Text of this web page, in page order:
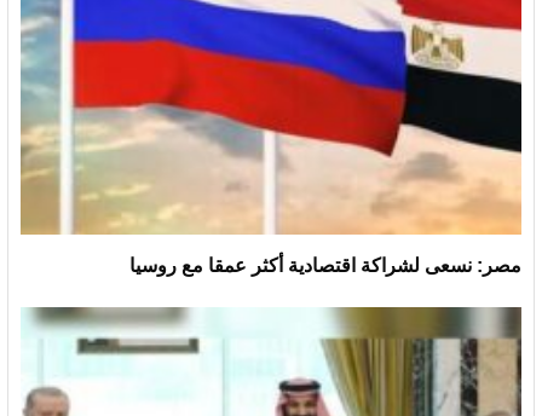
مصر: نسعى لشراكة اقتصادية أكثر عمقا مع روسيا